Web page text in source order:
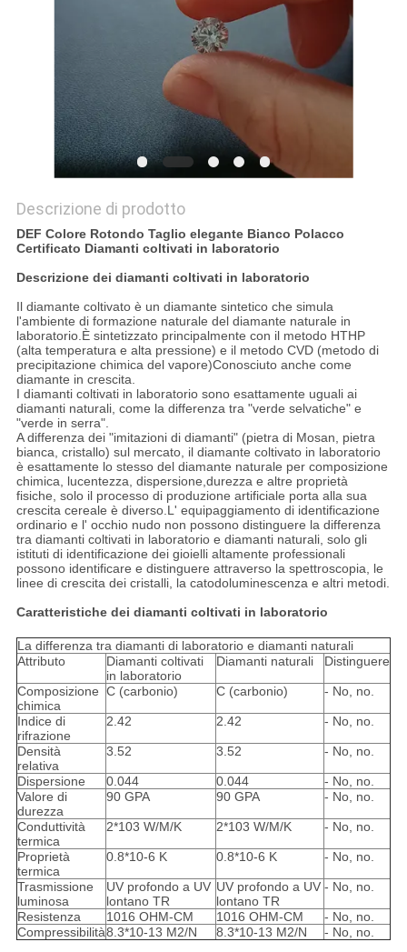
Descrizione di prodotto
DEF Colore Rotondo Taglio elegante Bianco Polacco
Certificato Diamanti coltivati in laboratorio
Descrizione dei diamanti coltivati in laboratorio
Il diamante coltivato è un diamante sintetico che simula
l'ambiente di formazione naturale del diamante naturale in
laboratorio.È sintetizzato principalmente con il metodo HTHP
(alta temperatura e alta pressione) e il metodo CVD (metodo di
precipitazione chimica del vapore)Conosciuto anche come
diamante in crescita.
I diamanti coltivati in laboratorio sono esattamente uguali ai
diamanti naturali, come la differenza tra "verde selvatiche" e
"verde in serra".
A differenza dei "imitazioni di diamanti" (pietra di Mosan, pietra
bianca, cristallo) sul mercato, il diamante coltivato in laboratorio
è esattamente lo stesso del diamante naturale per composizione
chimica, lucentezza, dispersione,durezza e altre proprietà
fisiche, solo il processo di produzione artificiale porta alla sua
crescita cereale è diverso.L' equipaggiamento di identificazione
ordinario e l' occhio nudo non possono distinguere la differenza
tra diamanti coltivati in laboratorio e diamanti naturali, solo gli
istituti di identificazione dei gioielli altamente professionali
possono identificare e distinguere attraverso la spettroscopia, le
linee di crescita dei cristalli, la catodoluminescenza e altri metodi.
Caratteristiche dei diamanti coltivati in laboratorio
La differenza tra diamanti di laboratorio e diamanti naturali
Attributo
Diamanti coltivati
in laboratorio
Diamanti naturali Distinguere
Composizione
chimica
C (carbonio) C (carbonio) - No, no.
Indice di
rifrazione
2.42 2.42 - No, no.
Densità
relativa
3.52 3.52 - No, no.
Dispersione 0.044 0.044
- No, no.
Valore di
durezza
90 GPA 90 GPA - No, no.
Conduttività
termica
2*103 W/M/K 2*103 W/M/K - No, no.
Proprietà
termica
0.8*10-6 K 0.8*10-6 K - No, no.
Trasmissione
luminosa
UV profondo a UV
lontano TR
UV profondo a UV
lontano TR
- No, no.
Resistenza 1016 OHM-CM 1016 OHM-CM
- No, no.
Compressibilità8.3*10-13 M2/N 8.3*10-13 M2/N - No, no.